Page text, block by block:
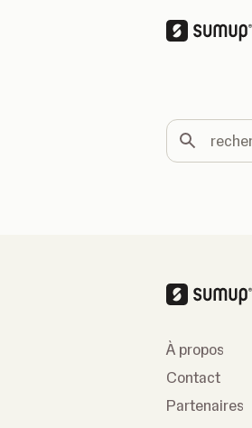
rechercher
À propos
Contact
Partenaires